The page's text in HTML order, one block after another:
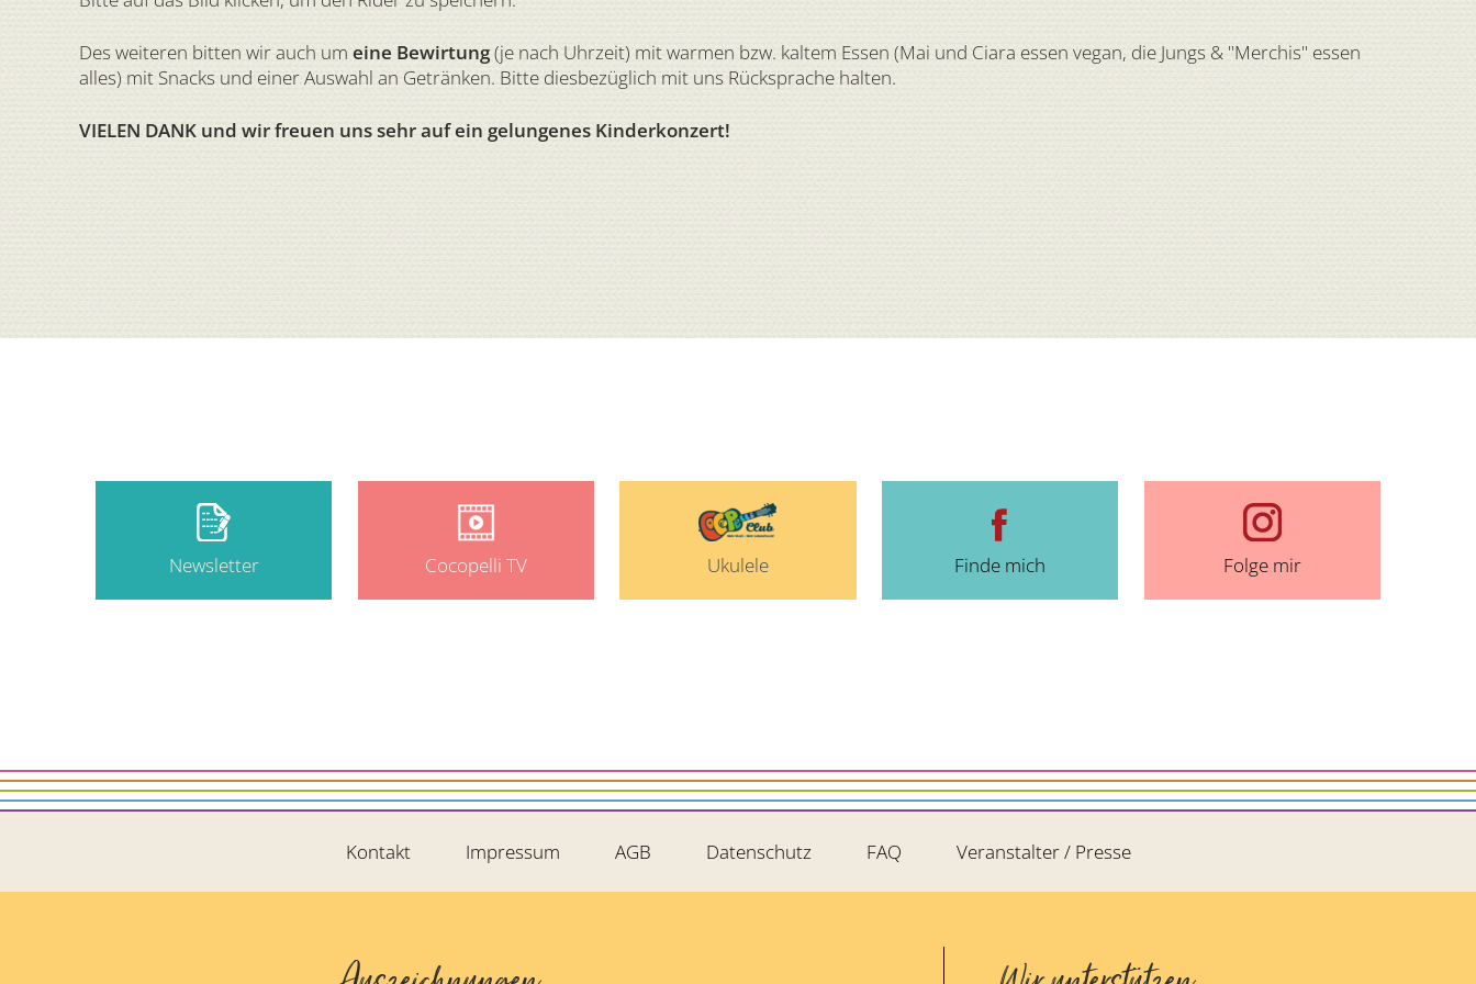
Des weiteren bitten wir auch um eine Bewirtung(je nach Uhrzeit) mit warmen bzw. kaltem Essen (Mai und Ciara essen vegan, die Jungs & "Merchis" essen
alles) mit Snacks und einer Auswahl an Getränken. Bitte diesbezüglich mit uns Rücksprache halten.
VIELEN DANK und wir freuen uns sehr auf ein gelungenes Kinderkonzert!
Newsletter Cocopelli TV Ukulele Finde mich Folge mir
Kontakt Impressum AGB Datenschutz FAQ Veranstalter / Presse